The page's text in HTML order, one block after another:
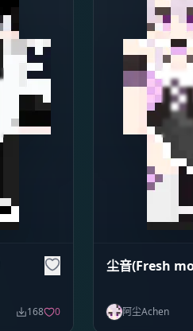
168 0
尘音(Fresh
阿尘Achen